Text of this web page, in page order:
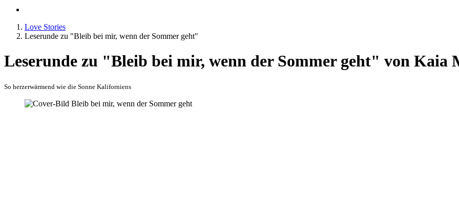
Love Stories
Leserunde zu "Bleib bei mir, wenn der Sommer geht"
Leserunde zu "Bleib bei mir, wenn der Sommer geht" von Kaia
So herzerwärmend wie die Sonne Kaliforniens